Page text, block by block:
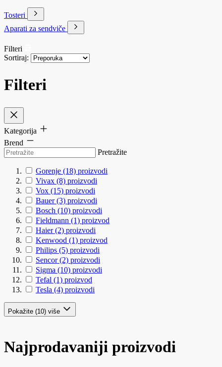
Tosteri
Aparati za sendviče
Filteri
Sortiraj:
Filteri
Kategorija
Brend
Pretražite
Gorenje (18) proizvodi
Vivax (8) proizvodi
Vox (15) proizvodi
Bauer (3) proizvodi
Bosch (10) proizvodi
Fieldmann (1) proizvod
Haier (2) proizvodi
Kenwood (1) proizvod
Philips (5) proizvodi
Sencor (2) proizvodi
Sigma (10) proizvodi
Tefal (1) proizvod
Tesla (4) proizvodi
Pokažite (10) više
Najprodavaniji proizvodi